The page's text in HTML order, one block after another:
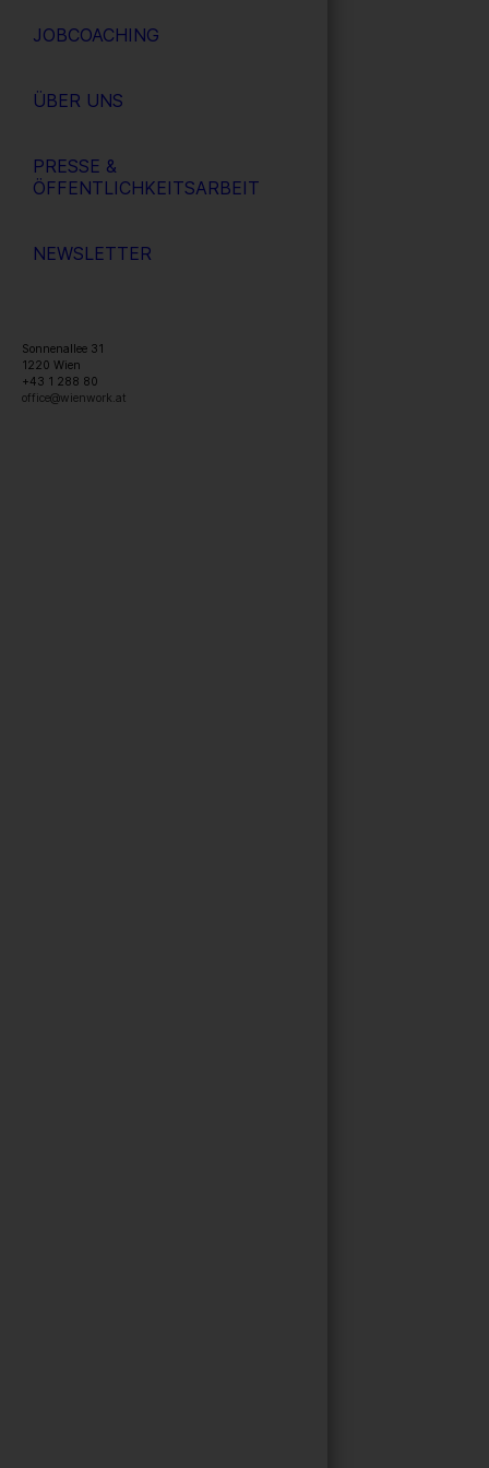
JOBCOACHING
ÜBER UNS
PRESSE &
ÖFFENTLICHKEITSARBEIT
NEWSLETTER
Sonnenallee 31
1220 Wien
+43 1 288 80
office@wienwork.at